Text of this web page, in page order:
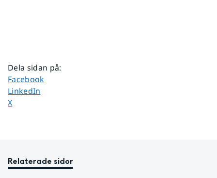
Dela sidan på:
Dela sidan på
Facebook
Dela sidan på
LinkedIn
Dela sidan på
X
Relaterade sidor